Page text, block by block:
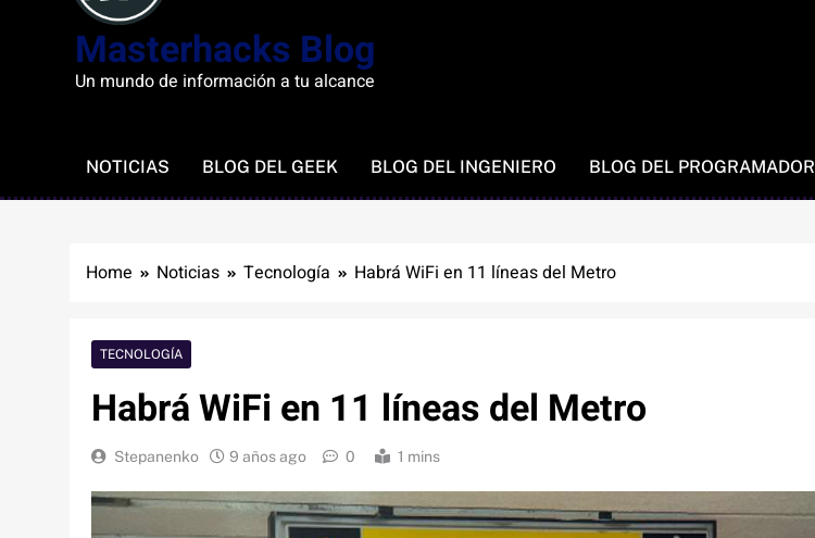
Masterhacks Blog
Un mundo de información a tu alcance
NOTICIAS BLOG DEL GEEK BLOG DEL INGENIERO BLOG DEL PROGRAMADOR
Home Noticias Tecnología Habrá WiFi en 11 líneas del Metro
TECNOLOGÍA
Habrá WiFi en 11 líneas del Metro
Stepanenko 9 años ago 0 1 mins